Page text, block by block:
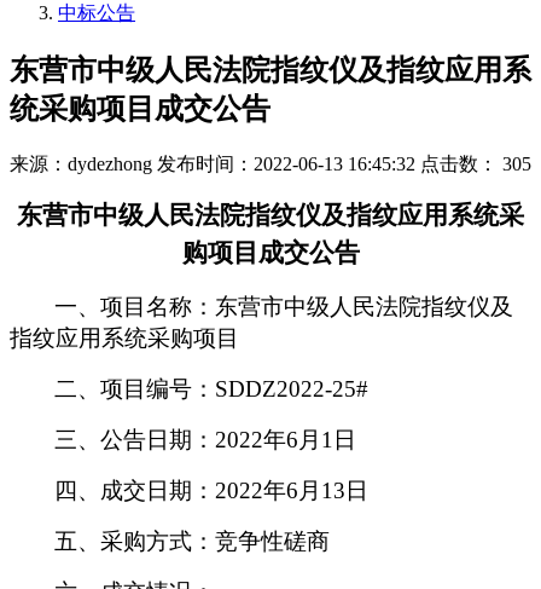
中标公告
东营市中级人民法院指纹仪及指纹应用系
统采购项目成交公告
来源：dydezhong 发布时间：2022-06-13 16:45:32 点击数： 305
东营市中级人民法院指纹仪及指纹应用系统采
购项目成交公告
一、项目名称：东营市中级人民法院指纹仪及
指纹应用系统采购项目
二、项目编号： SDDZ2022-25#
三、公告日期： 2022年6月1日
四、成交日期： 2022年6月13日
五、采购方式：竞争性磋商